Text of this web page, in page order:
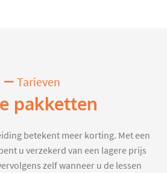
Tarieven
pakketten
betekent meer korting. Met een
u verzekerd van een lagere prijs
zelf wanneer u de lessen